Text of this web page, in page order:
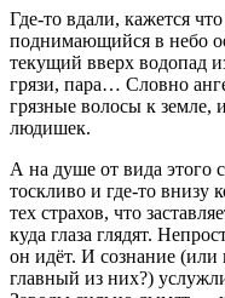
Где-то вдали, кажется
поднимающийся в небо
текущий вверх водопад
грязи, пара… Словно
грязные волосы к земле,
людишек.
А на душе от вида этого
тоскливо и где-то внизу
тех страхов, что
куда глаза глядят.
он идёт. И сознание (или
главный из них?)